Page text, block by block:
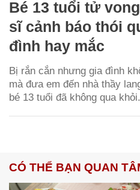
Bé 13 tuổi tử
sĩ cảnh báo thói
đình hay mắc
Bị rắn cắn nhưng gia đình
mà đưa em đến nhà thầy
bé 13 tuổi đã không qua khỏi.
CÓ THỂ BẠN QUAN